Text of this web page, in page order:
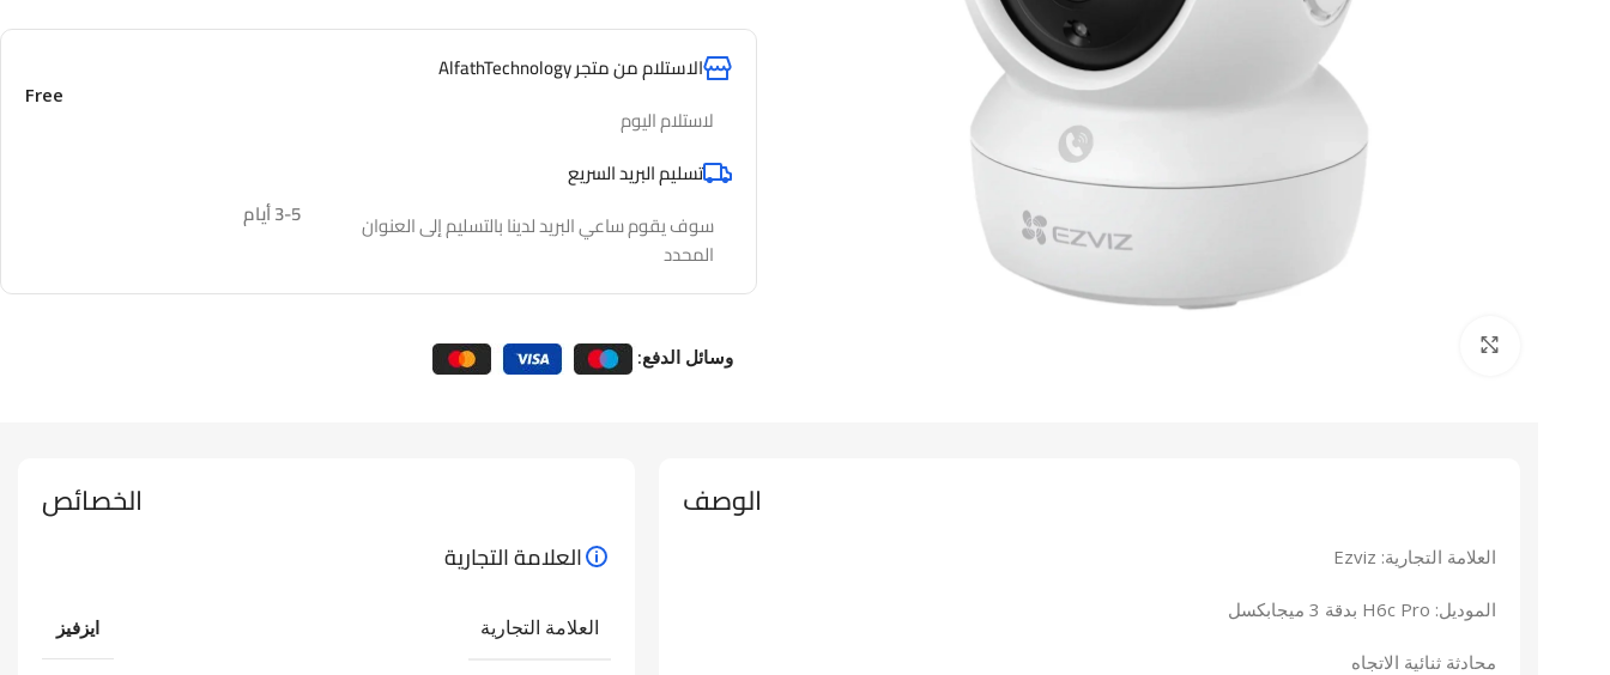
الاستلام من متجر AlfathTechnology
لاستلام اليوم
Free
تسليم البريد السريع
سوف يقوم ساعي البريد لدينا بالتسليم إلى العنوان
المحدد
3-5 أيام
وسائل الدفع:
الوصف
العلامة التجارية: Ezviz
الموديل: H6c Pro بدقة 3 ميجابكسل
محادثة ثنائية الاتجاه
الخصائص
العلامة التجارية
العلامة التجارية ايزفيز